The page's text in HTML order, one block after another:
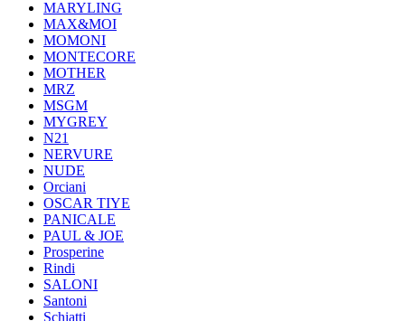
MARYLING
MAX&MOI
MOMONI
MONTECORE
MOTHER
MRZ
MSGM
MYGREY
N21
NERVURE
NUDE
Orciani
OSCAR TIYE
PANICALE
PAUL & JOE
Prosperine
Rindi
SALONI
Santoni
Schiatti